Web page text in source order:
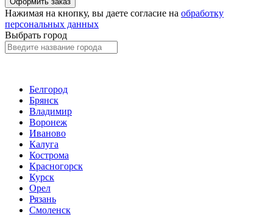
Нажимая на кнопку, вы даете согласие на обработку
персональных данных
Выбрать город
Белгород
Брянск
Владимир
Воронеж
Иваново
Калуга
Кострома
Красногорск
Курск
Орел
Рязань
Смоленск